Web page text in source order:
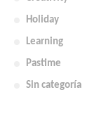
Holiday
Learning
Pastime
Sin categoría